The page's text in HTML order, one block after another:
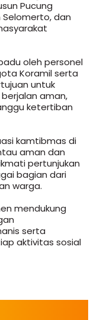
Pucung
Selomerto, dan
oleh personel
Koramil serta
untuk
aman,
ketertiban
kamtibmas di
aman dan
pertunjukan
bagian dari
warga.
mendukung
serta
aktivitas sosial